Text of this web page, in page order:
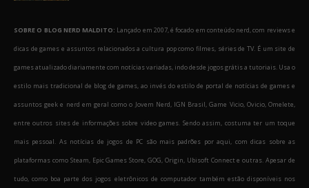
SOBRE O BLOG NERD MALDITO: Lançado em 2007, é focado em conteúdo nerd, com reviews e
dicas de games e assuntos relacionados a cultura pop como filmes, séries de TV. É um site de
games atualizado diariamente com notícias variadas, indo desde jogos grátis a tutoriais. Usa o
estilo mais tradicional de blog de games, ao invés do estilo de portal de notícias de games e
assuntos geek e nerd em geral como o Jovem Nerd, IGN Brasil, Game Vicio, Ovicio, Omelete,
entre outros sites de informações sobre video games. Sendo assim, costuma ter um toque
mais pessoal. As notícias de jogos de PC são mais padrões por aqui, com dicas sobre as
plataformas como Steam, Epic Games Store, GOG, Origin, Ubisoft Connect e outras. Apesar de
tudo, como boa parte dos jogos eletrônicos de computador também estão disponíveis nos